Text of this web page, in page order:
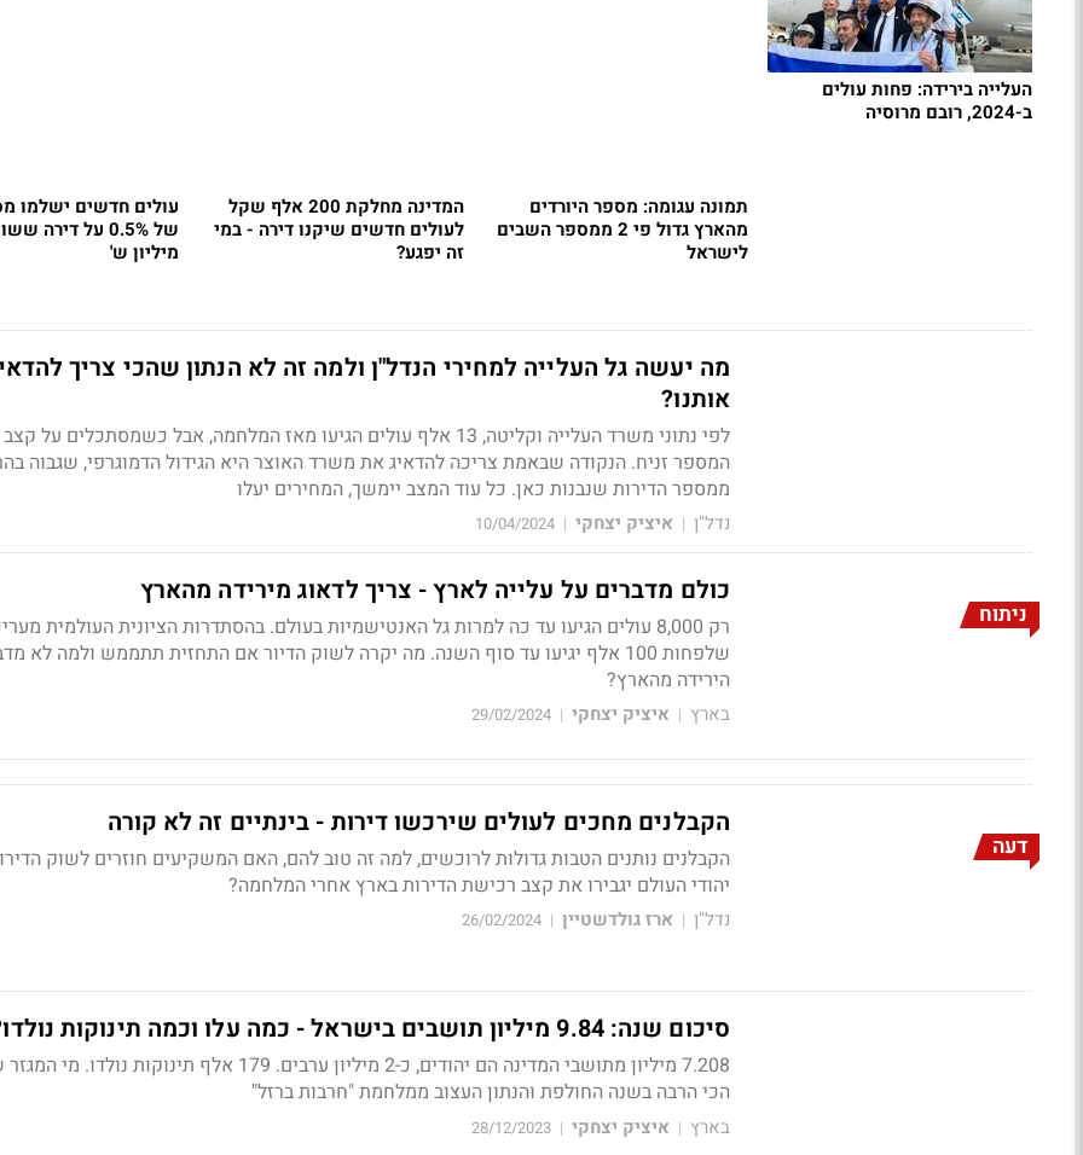
העלייה בירידה: פחות עולים
ב-2024, רובם מרוסיה
תמונה עגומה: מספר היורדים
מהארץ גדול פי 2 ממספר השבים
לישראל
המדינה מחלקת 200 אלף שקל
לעולים חדשים שיקנו דירה - במי
זה יפגע?
עולים חדשים ישלמו
מיליון ש'
מה יעשה גל העלייה למחירי הנדל"ן ולמה זה לא הנתון שהכי צריך
אותנו?
לפי נתוני משרד העלייה וקליטה, 13 אלף עולים הגיעו מאז המלחמה, אבל כשמסתכלים על
המספר זניח. הנקודה שבאמת צריכה להדאיג את משרד האוצר היא הגידול הדמוגרפי, שגבוה
ממספר הדירות שנבנות כאן. כל עוד המצב יימשך, המחירים יעלו
נדל"ן | איציק יצחקי |
10/04/2024
ניתוח
כולם מדברים על עלייה לארץ - צריך לדאוג מירידה מהארץ
רק 8,000 עולים הגיעו עד כה למרות גל האנטישמיות בעולם. בהסתדרות הציונית העולמית
שלפחות 100 אלף יגיעו עד סוף השנה. מה יקרה לשוק הדיור אם התחזית תתממש ולמה לא
הירידה מהארץ?
בארץ | איציק יצחקי |
29/02/2024
דעה
הקבלנים מחכים לעולים שירכשו דירות - בינתיים זה לא קורה
הקבלנים נותנים הטבות גדולות לרוכשים, למה זה טוב להם, האם המשקיעים חוזרים לשוק
יהודי העולם יגבירו את קצב רכישת הדירות בארץ אחרי המלחמה?
נדל"ן | ארז גולדשטיין |
26/02/2024
סיכום שנה: 9.84 מיליון תושבים בישראל - כמה עלו וכמה תינוקות נולדו?
7.208 מיליון מתושבי המדינה הם יהודים, כ-2 מיליון ערבים. 179 אלף תינוקות
הכי הרבה בשנה החולפת והנתון העצוב ממלחמת "חרבות ברזל"
בארץ | איציק יצחקי |
28/12/2023